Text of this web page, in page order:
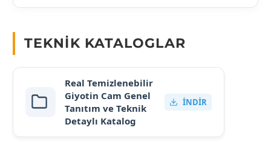
TEKNIK KATALOGLAR
Real Temizlenebilir
Giyotin Cam Genel
Tanıtım ve Teknik
Detaylı Katalog
İNDIR